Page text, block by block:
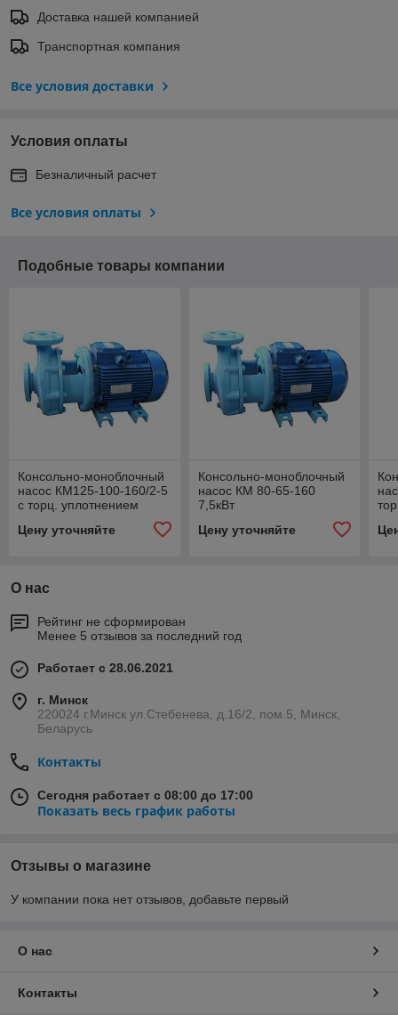
Доставка нашей компанией
Транспортная компания
Все условия доставки
Условия оплаты
Безналичный расчет
Все условия оплаты
Подобные товары компании
Консольно-моноблочный
насос КМ125-100-160/2-5
c торц. уплотнением
Цену уточняйте
Консольно-моноблочный
насос КМ 80-65-160
7,5кВт
Цену уточняйте
О нас
Рейтинг не сформирован
Менее 5 отзывов за последний год
Работает с 28.06.2021
г. Минск
220024 г.Минск ул.Стебенева, д.16/2, пом.5, Минск,
Беларусь
Контакты
Сегодня работает с 08:00 до 17:00
Показать весь график работы
Отзывы о магазине
У компании пока нет отзывов, добавьте первый
О нас
Контакты